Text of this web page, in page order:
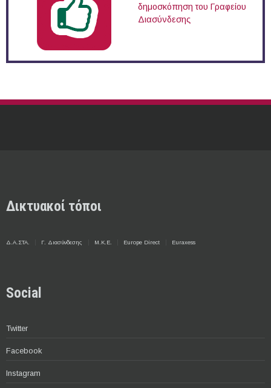
δημοσκόπηση του Γραφείου
Διασύνδεσης
Δικτυακοί τόποι
Δ.Α.ΣΤΑ. Γ. Διασύνδεσης Μ.Κ.Ε. Europe Direct Euraxess
Social
Twitter
Facebook
Instagram